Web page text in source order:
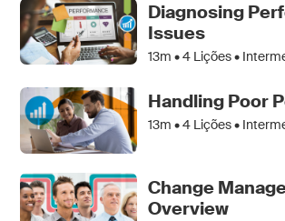
Diagnosing
Issues
13m •4 Lições •
Handling Poor
13m •4 Lições •
Change
Overview